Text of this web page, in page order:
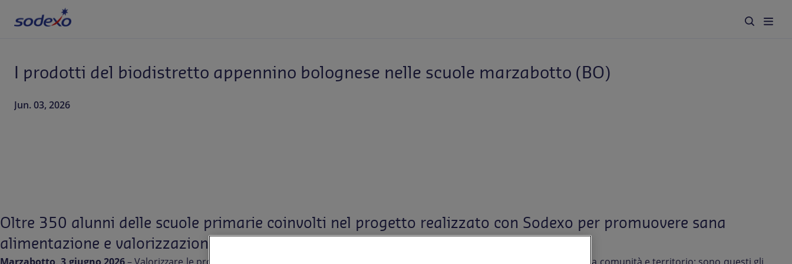
Servizi e Brand
Settori
Lavora con noi
I prodotti del biodistretto appennino bolognese nelle scuole marzabotto (BO)
Jun. 03, 2026
Oltre 350 alunni delle scuole primarie coinvolti nel progetto realizzato con Sodexo per promuovere sana
alimentazione e valorizzazione del territorio